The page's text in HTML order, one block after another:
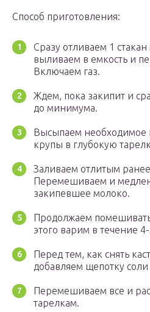
Способ приготовления:
Сразу отливаем 1
выливаем в емкость и
Включаем газ.
Ждем, пока закипит и
до минимума.
Высыпаем необходимое
крупы в глубокую
Заливаем отлитым
Перемешиваем и
закипевшее молоко.
Продолжаем
этого варим в течение
Перед тем, как снять
добавляем щепотку
Перемешиваем все и
тарелкам.